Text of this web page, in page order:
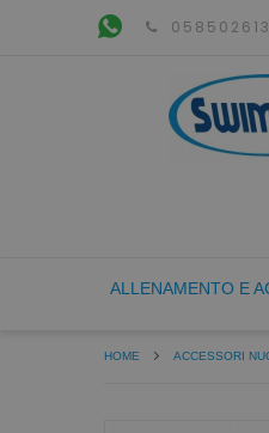
ALLENAMENTO E
HOME ACCESSORI